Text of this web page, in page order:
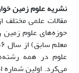
نشریه علوم زمین
مقالات علمی مختلف
حوزه‌های علوم زمین
علوم در همه
می‌کرد.